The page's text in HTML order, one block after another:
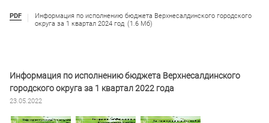
PDF
Информация по исполнению бюджета Верхнесалдинского городского
округа за 1 квартал 2024 год (1.6 Мб)
Информация по исполнению бюджета Верхнесалдинского
городского округа за 1 квартал 2022 года
23.05.2022